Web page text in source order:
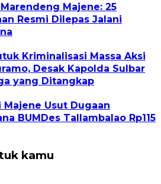
Majene: 25
Resmi Dilepas Jalani
Kriminalisasi Massa Aksi
Desak Kapolda Sulbar
yang Ditangkap
Usut Dugaan
BUMDes Tallambalao Rp115
kamu